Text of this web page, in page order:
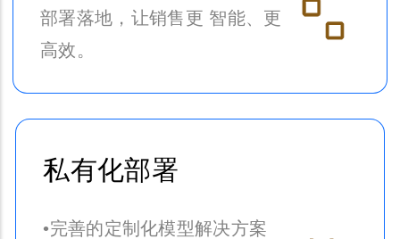
部署落地，让销售更 智能、更
高效。
私有化部署
•完善的定制化模型解决方案